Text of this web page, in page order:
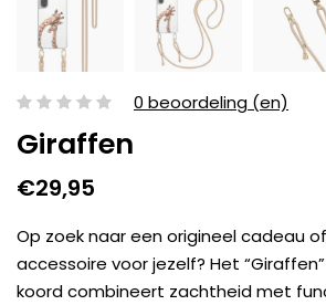
0 beoordeling (en)
Giraffen
€29,95
Op zoek naar een origineel cadeau
accessoire voor jezelf? Het
koord combineert zachtheid met